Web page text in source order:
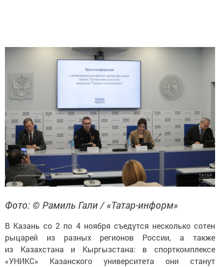
Фото: © Рамиль Гали / «Татар-информ»
В Казань со 2 по 4 ноября съедутся несколько сотен
рыцарей из разных регионов России, а также
из Казахстана и Кыргызстана: в спорткомплексе
«УНИКС» Казанского университета они станут